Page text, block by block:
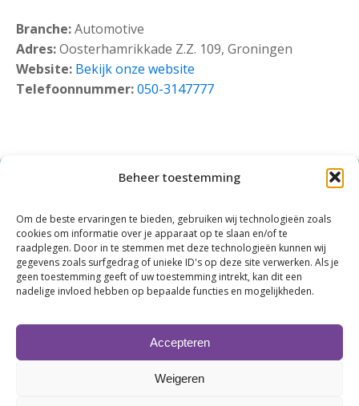
Beheer toestemming
Om de beste ervaringen te bieden, gebruiken wij technologieën zoals
cookies om informatie over je apparaat op te slaan en/of te
raadplegen. Door in te stemmen met deze technologieën kunnen wij
gegevens zoals surfgedrag of unieke ID's op deze site verwerken. Als je
geen toestemming geeft of uw toestemming intrekt, kan dit een
nadelige invloed hebben op bepaalde functies en mogelijkheden.
Accepteren
Weigeren
Branche:Automotive
Adres:Oosterhamrikkade Z.Z. 109, Groningen
Website: Bekijk onze website
Telefoonnummer:050-3147777
Klik om marketing cookies te accepteren en
deze inhoud in te schakelen